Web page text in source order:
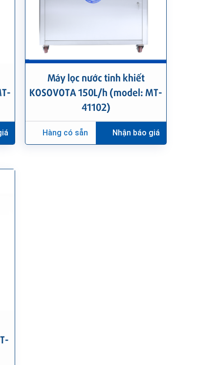
Máy lọc nước tinh khiết
KOSOVOTA 150L/h (model: MT-
41102)
Hàng có sẵn Nhận báo giá